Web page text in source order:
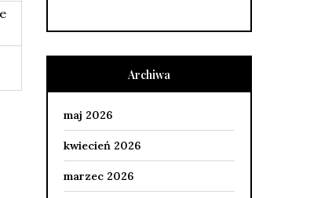
Archiwa
maj 2026
kwiecień 2026
marzec 2026